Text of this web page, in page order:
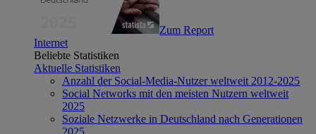
Zum Report
Internet
Beliebte Statistiken
Aktuelle Statistiken
Anzahl der Social-Media-Nutzer weltweit 2012-2025
Social Networks mit den meisten Nutzern weltweit
2025
Soziale Netzwerke in Deutschland nach Generationen
2025